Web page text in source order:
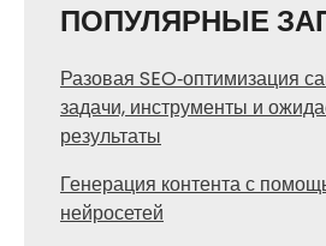
ПОПУЛЯРНЫЕ
Разовая SEO‑оптимизация
задачи, инструменты и
результаты
Генерация контента с
нейросетей